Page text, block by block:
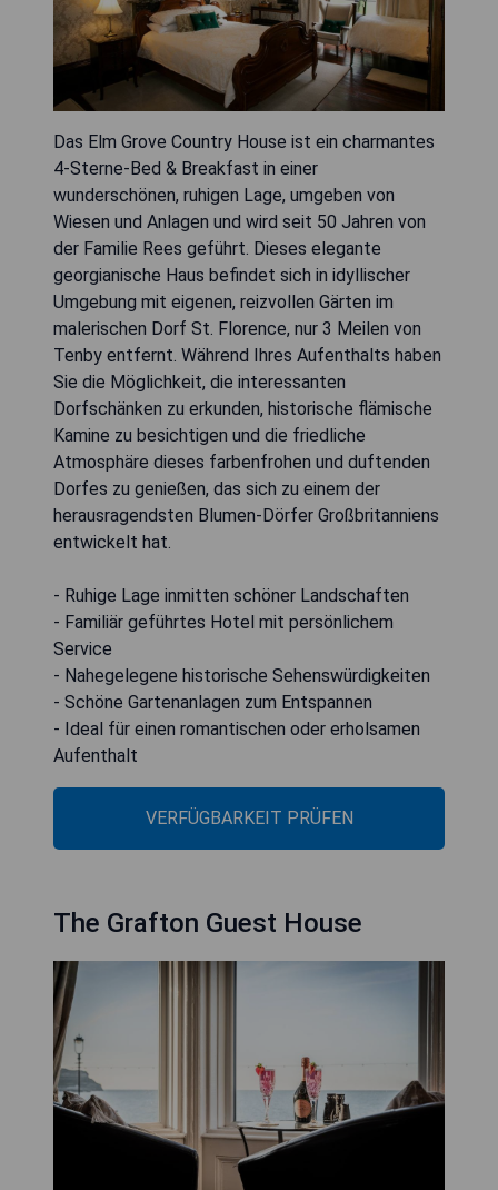
Das Elm Grove Country House ist ein charmantes
4-Sterne-Bed & Breakfast in einer
wunderschönen, ruhigen Lage, umgeben von
Wiesen und Anlagen und wird seit 50 Jahren von
der Familie Rees geführt. Dieses elegante
georgianische Haus befindet sich in idyllischer
Umgebung mit eigenen, reizvollen Gärten im
malerischen Dorf St. Florence, nur 3 Meilen von
Tenby entfernt. Während Ihres Aufenthalts haben
Sie die Möglichkeit, die interessanten
Dorfschänken zu erkunden, historische flämische
Kamine zu besichtigen und die friedliche
Atmosphäre dieses farbenfrohen und duftenden
Dorfes zu genießen, das sich zu einem der
herausragendsten Blumen-Dörfer Großbritanniens
entwickelt hat.
- Ruhige Lage inmitten schöner Landschaften
- Familiär geführtes Hotel mit persönlichem
Service
- Nahegelegene historische Sehenswürdigkeiten
- Schöne Gartenanlagen zum Entspannen
- Ideal für einen romantischen oder erholsamen
Aufenthalt
VERFÜGBARKEIT PRÜFEN
The Grafton Guest House